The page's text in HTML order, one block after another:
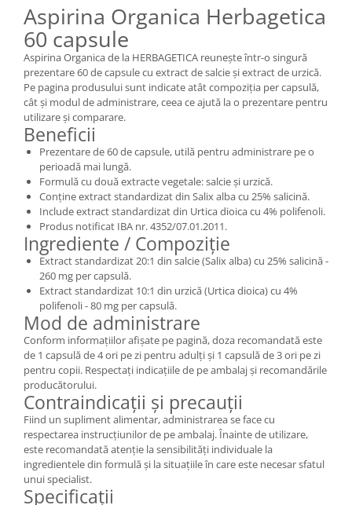
Aspirina Organica Herbagetica
60 capsule
Aspirina Organica de la HERBAGETICA reunește într-o singură
prezentare 60 de capsule cu extract de salcie și extract de urzică.
Pe pagina produsului sunt indicate atât compoziția per capsulă,
cât și modul de administrare, ceea ce ajută la o prezentare pentru
utilizare și comparare.
Beneficii
Prezentare de 60 de capsule, utilă pentru administrare pe o
perioadă mai lungă.
Formulă cu două extracte vegetale: salcie și urzică.
Conține extract standardizat din Salix alba cu 25% salicină.
Include extract standardizat din Urtica dioica cu 4% polifenoli.
Produs notificat IBA nr. 4352/07.01.2011.
Ingrediente / Compoziție
Extract standardizat 20:1 din salcie (Salix alba) cu 25% salicină -
260 mg per capsulă.
Extract standardizat 10:1 din urzică (Urtica dioica) cu 4%
polifenoli - 80 mg per capsulă.
Mod de administrare
Conform informațiilor afișate pe pagină, doza recomandată este
de 1 capsulă de 4 ori pe zi pentru adulți și 1 capsulă de 3 ori pe zi
pentru copii. Respectați indicațiile de pe ambalaj și recomandările
producătorului.
Contraindicații și precauții
Fiind un supliment alimentar, administrarea se face cu
respectarea instrucțiunilor de pe ambalaj. Înainte de utilizare,
este recomandată atenție la sensibilități individuale la
ingredientele din formulă și la situațiile în care este necesar sfatul
unui specialist.
Specificații